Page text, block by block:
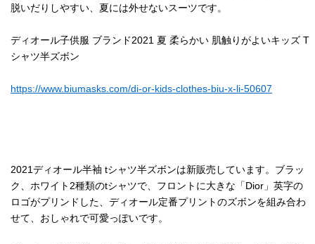
脱いだりしやすい、夏には外せないスーツです。
ディオール子供服 ブランド2021 夏 柔らかい 肌触りがよいキッズ T
シャツ半ズボン
https://www.biumasks.com/di-or-kids-clothes-biu-x-li-50607
2021ディオール半袖 tシャツ半ズボンは新販売しています。ブラッ
ク、ホワイト2種類のtシャツで、フロントに大きな「Dior」英字の
ロゴがプリンドした、ディオール定番プリントのズボンを組み合わ
せて、おしゃれで可愛っぽいです。